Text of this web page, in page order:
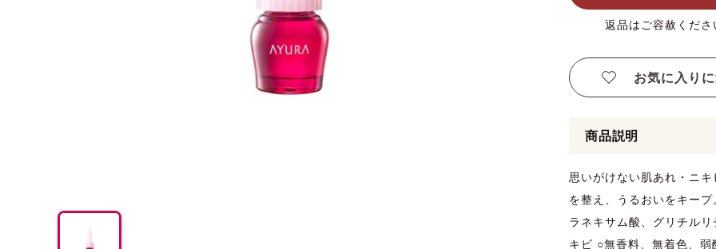
返品はご容赦くださ
お気に入り
商品説明
思いがけない肌あれ・ニ
を整え、うるおいをキー
ラネキサム酸、グリチル
キビ ○無香料、無着色、